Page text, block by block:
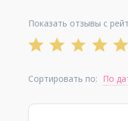
Показать отзывы с
Сортировать по: По